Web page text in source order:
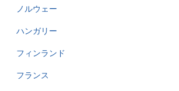
ノルウェー
ハンガリー
フィンランド
フランス